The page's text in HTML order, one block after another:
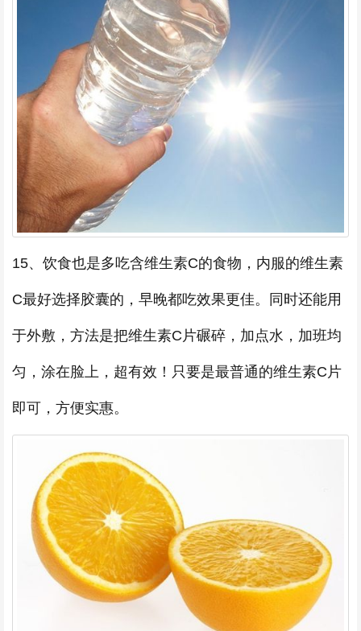
15、饮食也是多吃含维生素C的食物，内服的维生素
C最好选择胶囊的，早晚都吃效果更佳。同时还能用
于外敷，方法是把维生素C片碾碎，加点水，加班均
匀，涂在脸上，超有效！只要是最普通的维生素C片
即可，方便实惠。